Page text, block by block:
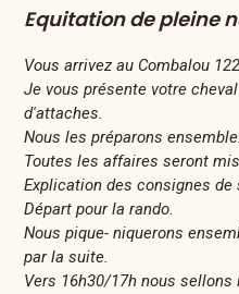
Equitation de pleine
Vous arrivez au Combalou
Je vous présente votre
d'attaches.
Nous les préparons ensemble.
Toutes les affaires seront
Explication des consignes de
Départ pour la rando.
Nous pique- niquerons
par la suite.
Vers 16h30/17h nous sellons